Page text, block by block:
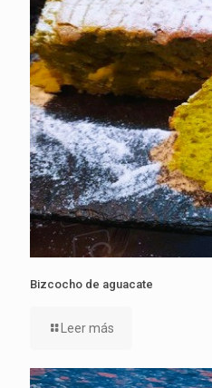
Bizcocho de aguacate
Leer más